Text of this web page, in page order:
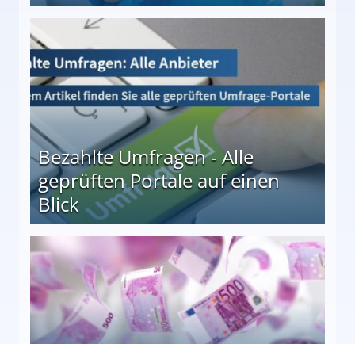
Bezahlte Umfragen - Alle
geprüften Portale auf einen
Blick
auf einen Blick